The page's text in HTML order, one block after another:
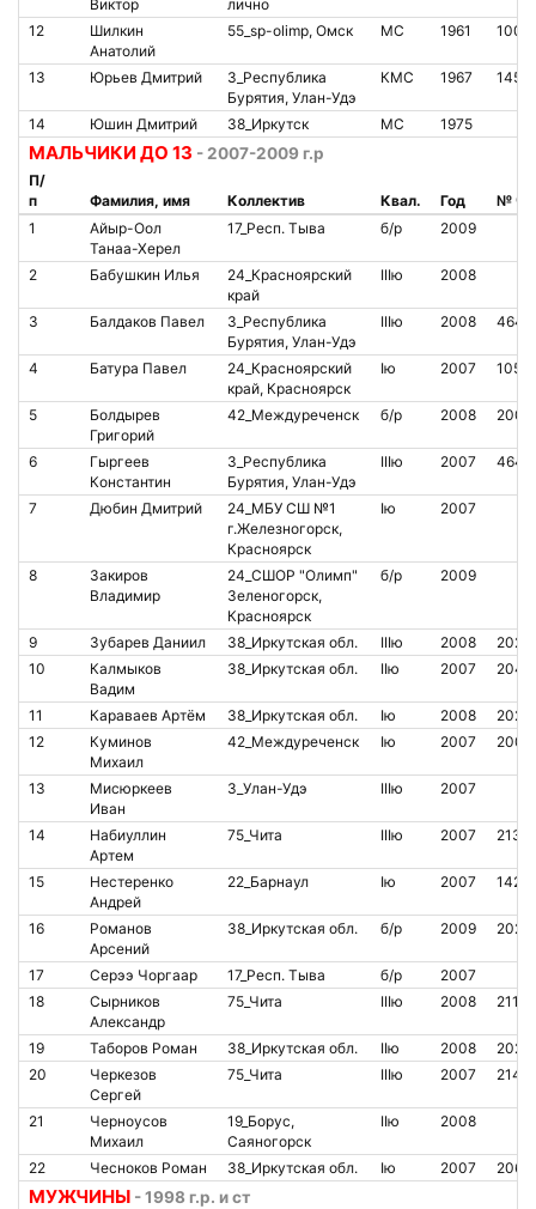
Виктор
лично
12
Шилкин
Анатолий
55_sp-olimp, Омск МС 1961
13 Юрьев Дмитрий
3_Республика
Бурятия, Улан-Удэ
КМС 1967
14 Юшин Дмитрий 38_Иркутск МС 1975
МАЛЬЧИКИ ДО 13 - 2007-2009 г.р
П/
п
Фамилия, имя Коллектив Квал. Год
№
1
Айыр-Оол
Танаа-Херел
17_Респ. Тыва б/р 2009
2 Бабушкин Илья
24_Красноярский
край
IIIю 2008
3 Балдаков Павел
3_Республика
Бурятия, Улан-Удэ
IIIю 2008
4 Батура Павел
24_Красноярский
край, Красноярск
Iю 2007
5
Болдырев
Григорий
42_Междуреченск б/р 2008
6
Гыргеев
Константин
3_Республика
Бурятия, Улан-Удэ
IIIю 2007
7 Дюбин Дмитрий
24_МБУ СШ №1
г.Железногорск,
Красноярск
Iю 2007
8
Закиров
Владимир
24_СШОР "Олимп"
Зеленогорск,
Красноярск
б/р 2009
9 Зубарев Даниил 38_Иркутская обл. IIIю 2008
10
Калмыков
Вадим
38_Иркутская обл. IIю 2007
11 Караваев Артём 38_Иркутская обл. Iю 2008
12
Куминов
Михаил
42_Междуреченск Iю 2007
13
Мисюркеев
Иван
3_Улан-Удэ IIIю 2007
14
Набиуллин
Артем
75_Чита IIIю 2007
15
Нестеренко
Андрей
22_Барнаул Iю 2007
16
Романов
Арсений
38_Иркутская обл. б/р 2009
17 Серээ Чоргаар 17_Респ. Тыва б/р
2007
18
Сырников
Александр
75_Чита IIIю 2008
19 Таборов Роман 38_Иркутская обл. IIю 2008
20
Черкезов
Сергей
75_Чита IIIю 2007
21
Черноусов
Михаил
19_Борус,
Саяногорск
IIю 2008
22 Чесноков Роман 38_Иркутская обл. Iю 2007
МУЖЧИНЫ - 1998 г.р. и ст